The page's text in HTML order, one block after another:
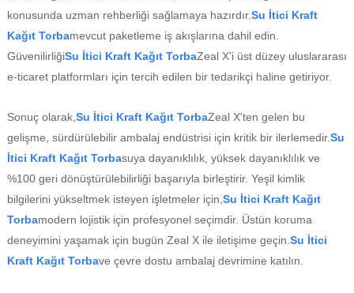
konusunda uzman rehberliği sağlamaya hazırdır.Su İtici Kraft
Kağıt Torbamevcut paketleme iş akışlarına dahil edin.
GüvenilirliğiSu İtici Kraft Kağıt TorbaZeal X'i üst düzey uluslararası
e-ticaret platformları için tercih edilen bir tedarikçi haline getiriyor.
Sonuç olarak, Su İtici Kraft Kağıt TorbaZeal X'ten gelen bu
gelişme, sürdürülebilir ambalaj endüstrisi için kritik bir ilerlemedir.Su
İtici Kraft Kağıt Torbasuya dayanıklılık, yüksek dayanıklılık ve
%100 geri dönüştürülebilirliği başarıyla birleştirir. Yeşil kimlik
bilgilerini yükseltmek isteyen işletmeler için, Su İtici Kraft Kağıt
Torbamodern lojistik için profesyonel seçimdir. Üstün koruma
deneyimini yaşamak için bugün Zeal X ile iletişime geçin. Su İtici
Kraft Kağıt Torbave çevre dostu ambalaj devrimine katılın.